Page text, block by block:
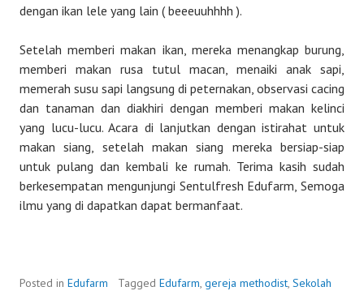
dengan ikan lele yang lain ( beeeuuhhhh ).
Setelah memberi makan ikan, mereka menangkap burung,
memberi makan rusa tutul macan, menaiki anak sapi,
memerah susu sapi langsung di peternakan, observasi cacing
dan tanaman dan diakhiri dengan memberi makan kelinci
yang lucu-lucu. Acara di lanjutkan dengan istirahat untuk
makan siang, setelah makan siang mereka bersiap-siap
untuk pulang dan kembali ke rumah. Terima kasih sudah
berkesempatan mengunjungi Sentulfresh Edufarm, Semoga
ilmu yang di dapatkan dapat bermanfaat.
Posted in Edufarm Tagged Edufarm, gereja methodist, Sekolah